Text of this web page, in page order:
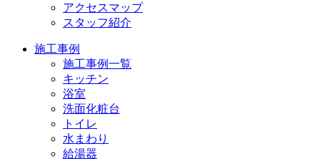
アクセスマップ
スタッフ紹介
施工事例
施工事例一覧
キッチン
浴室
洗面化粧台
トイレ
水まわり
給湯器